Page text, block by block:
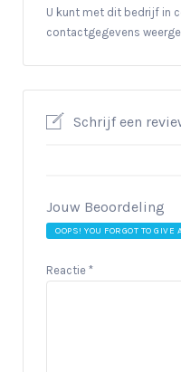
U kunt met dit bedrijf in
contactgegevens
Schrijf een
Jouw Beoordeling
OOPS! YOU FORGOT TO GIVE
Reactie *